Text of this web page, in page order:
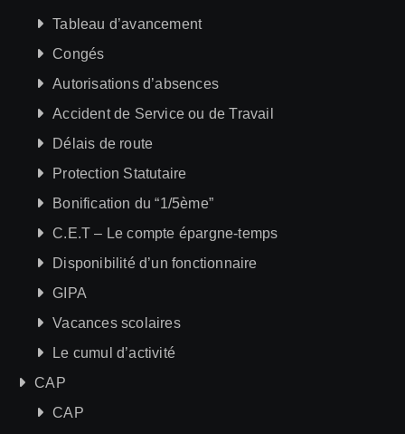
Tableau d’avancement
Congés
Autorisations d’absences
Accident de Service ou de Travail
Délais de route
Protection Statutaire
Bonification du “1/5ème”
C.E.T – Le compte épargne-temps
Disponibilité d’un fonctionnaire
GIPA
Vacances scolaires
Le cumul d’activité
CAP
CAP